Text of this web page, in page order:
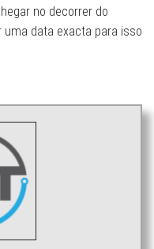
no decorrer do
data exacta para isso